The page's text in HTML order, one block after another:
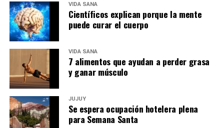
VIDA SANA
Científicos explican porque la mente
puede curar el cuerpo
VIDA SANA
7 alimentos que ayudan a perder grasa
y ganar músculo
JUJUY
Se espera ocupación hotelera plena
para Semana Santa